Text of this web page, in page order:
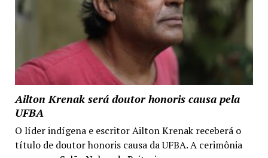
Ailton Krenak será doutor honoris causa pela
UFBA
O líder indígena e escritor Ailton Krenak receberá o
título de doutor honoris causa da UFBA. A cerimônia